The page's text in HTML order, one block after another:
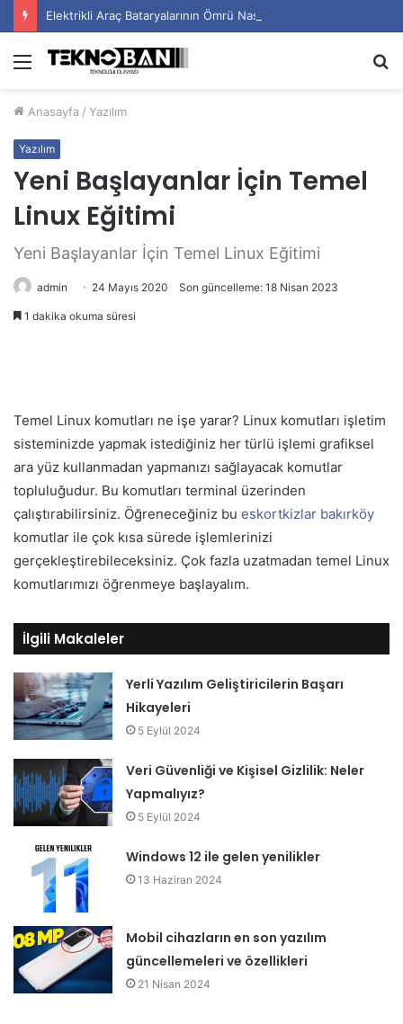
Elektrikli Araç Bataryalarının Ömrü Nasıl Uzatılır?
Menü
Anasayfa / Yazılım
Yazılım
Yeni Başlayanlar İçin Temel
Linux Eğitimi
Yeni Başlayanlar İçin Temel Linux Eğitimi
admin 24 Mayıs 2020 Son güncelleme: 18 Nisan 2023
1 dakika okuma süresi
Temel Linux komutları ne işe yarar? Linux komutları işletim
sisteminizde yapmak istediğiniz her türlü işlemi grafiksel
ara yüz kullanmadan yapmanızı sağlayacak komutlar
topluluğudur. Bu komutları terminal üzerinden
çalıştırabilirsiniz. Öğreneceğiniz bu eskortkizlar bakırköy
komutlar ile çok kısa sürede işlemlerinizi
gerçekleştirebileceksiniz. Çok fazla uzatmadan temel Linux
komutlarımızı öğrenmeye başlayalım.
İlgili Makaleler
Yerli Yazılım Geliştiricilerin Başarı
Hikayeleri
5 Eylül 2024
Veri Güvenliği ve Kişisel Gizlilik: Neler
Yapmalıyız?
5 Eylül 2024
Windows 12 ile gelen yenilikler
13 Haziran 2024
Mobil cihazların en son yazılım
güncellemeleri ve özellikleri
21 Nisan 2024